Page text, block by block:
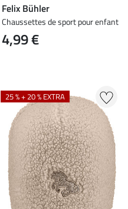
Felix Bühler
Chaussettes de sport pour enfant
4,99 €
25 % + 20 % EXTRA